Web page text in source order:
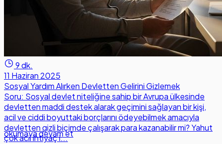
9 dk.
11 Haziran 2025
Sosyal Yardım Alırken Devletten Gelirini Gizlemek
Soru: Sosyal devlet niteliğine sahip bir Avrupa ülkesinde
devletten maddi destek alarak geçimini sağlayan bir kişi,
acil ve ciddi boyuttaki borçlarını ödeyebilmek amacıyla
devletten gizli biçimde çalışarak para kazanabilir mi? Yahut
çok acil ihtiyaç i...
okumaya devam et